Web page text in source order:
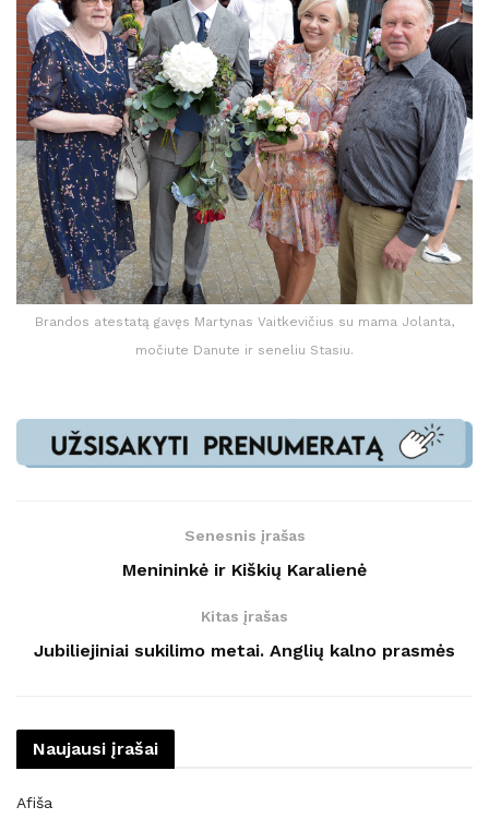
Brandos atestatą gavęs Martynas Vaitkevičius su mama Jolanta,
močiute Danute ir seneliu Stasiu.
Senesnis įrašas
Menininkė ir Kiškių Karalienė
Kitas įrašas
Jubiliejiniai sukilimo metai. Anglių kalno prasmės
Naujausi įrašai
Afiša